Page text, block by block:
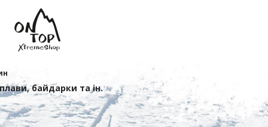
байдарки та ін.